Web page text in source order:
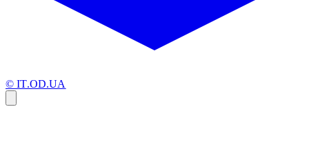
© IT.OD.UA